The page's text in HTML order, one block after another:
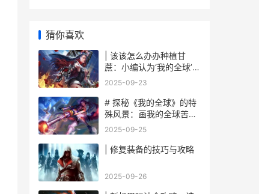
猜你喜欢
| 该该怎么办办种植甘
蔗：小编认为‘我的全球’里
面迈向甜蜜之旅
2025-09-23
# 探秘《我的全球》的特
殊风景：画我的全球苦力
怕
2025-09-25
| 修复装备的技巧与攻略
2025-09-26